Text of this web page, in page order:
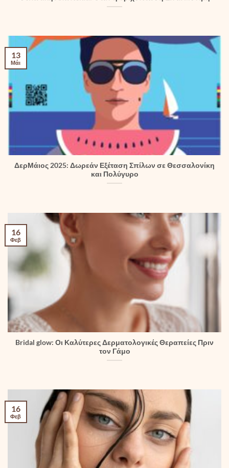
ΔερΜάιος 2025: Δωρεάν Εξέταση Σπίλων σε Θεσσαλονίκη
και Πολύγυρο
13
Μάι
Bridal glow: Οι Καλύτερες Δερματολογικές Θεραπείες Πριν
τον Γάμο
16
Φεβ
16
Φεβ